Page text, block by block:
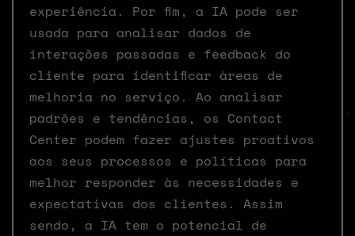
experiência. Por fim, a IA pode ser
usada para analisar dados de
interações passadas e feedback do
cliente para identificar áreas de
melhoria no serviço. Ao analisar
padrões e tendências, os Contact
Center podem fazer ajustes proativos
aos seus processos e políticas para
melhor responder às necessidades e
expectativas dos clientes. Assim
sendo, a IA tem o potencial de